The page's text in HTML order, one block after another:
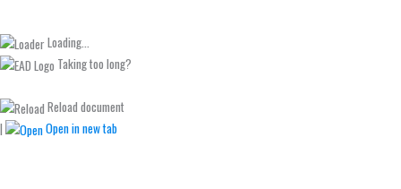
Loading...
Taking too long?
Reload document
|
Open in new tab